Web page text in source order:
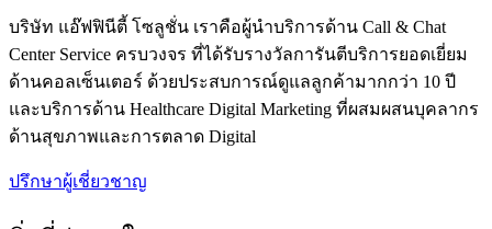
บริษัท แอ๊ฟฟินีตี้ โซลูชั่น เราคือผู้นำบริการด้าน Call & Chat
Center Service ครบวงจร ที่ได้รับรางวัลการันตีบริการยอดเยี่ยม
ด้านคอลเซ็นเตอร์ ด้วยประสบการณ์ดูแลลูกค้ามากกว่า 10 ปี
และบริการด้าน Healthcare Digital Marketing ที่ผสมผสนบุคลากร
ด้านสุขภาพและการตลาด Digital
ปรึกษาผู้เชี่ยวชาญ